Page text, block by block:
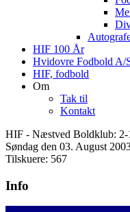
HIF 100 År
Hvidovre Fodbold A/
HIF, fodbold
Om
Tak til
Kontakt
HIF - Næstved Boldklub: 2-
Søndag den 03. August
Tilskuere: 567
Info